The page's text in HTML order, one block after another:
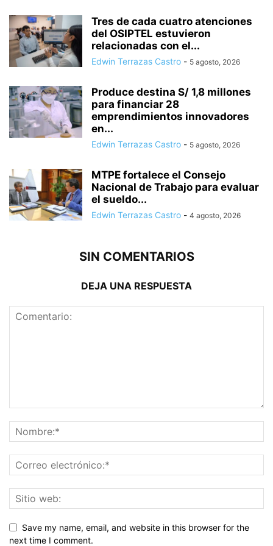
Tres de cada cuatro atenciones
del OSIPTEL estuvieron
relacionadas con el...
Edwin Terrazas Castro - 5 agosto, 2026
Produce destina S/ 1,8 millones
para financiar 28
emprendimientos innovadores
en...
Edwin Terrazas Castro - 5 agosto, 2026
MTPE fortalece el Consejo
Nacional de Trabajo para evaluar
el sueldo...
Edwin Terrazas Castro - 4 agosto, 2026
SIN COMENTARIOS
DEJA UNA RESPUESTA
Save my name, email, and website in this browser for the
next time I comment.